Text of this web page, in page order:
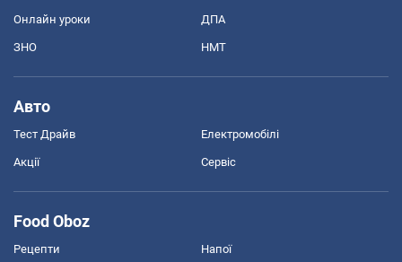
Онлайн уроки ДПА
ЗНО НМТ
Авто
Тест Драйв Електромобілі
Акції Сервіс
Food Oboz
Рецепти Напої